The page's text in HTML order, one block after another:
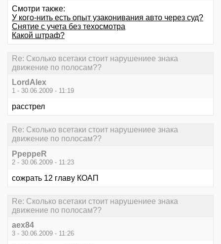
Смотри также:
У кого-нить есть опыт узаконивания авто через суд?
Снятие с учета без техосмотра
Какой штраф?
Re: Сколько всетаки стоит нарушениее знака
движение по полосам??
LordAlex
1 - 30.06.2009 - 11:19
расстрел
Re: Сколько всетаки стоит нарушениее знака
движение по полосам??
PpeppeR
2 - 30.06.2009 - 11:23
сожрать 12 главу КОАП
Re: Сколько всетаки стоит нарушениее знака
движение по полосам??
aex84
3 - 30.06.2009 - 11:26